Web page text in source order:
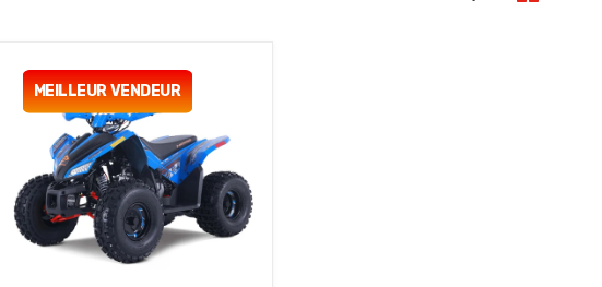
Denago,
Trailhawk,
Quad
Essence
Injection
Électronique
(EFI)
MEILLEUR VENDEUR